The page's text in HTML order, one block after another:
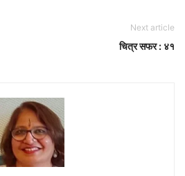
Next article
चित्र सफर : ४१